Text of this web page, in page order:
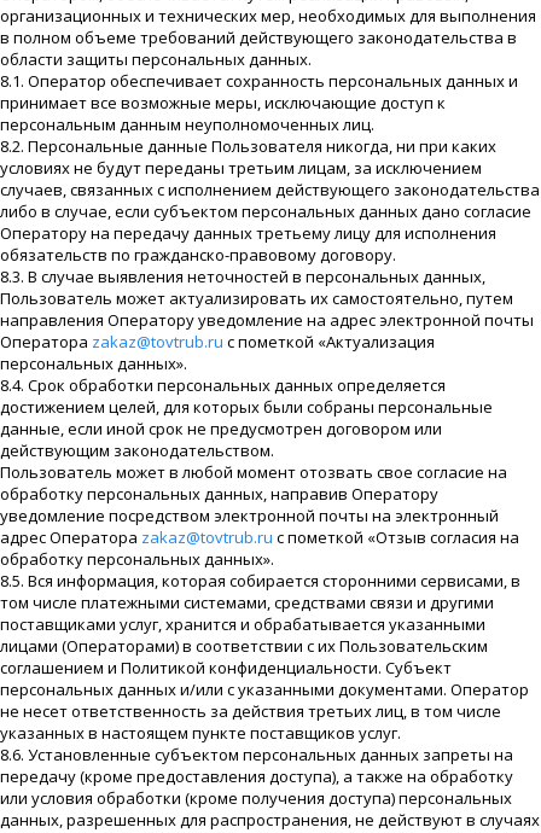
организационных и технических мер, необходимых для выполнения
в полном объеме требований действующего законодательства в
области защиты персональных данных.
8.1. Оператор обеспечивает сохранность персональных данных и
принимает все возможные меры, исключающие доступ к
персональным данным неуполномоченных лиц.
8.2. Персональные данные Пользователя никогда, ни при каких
условиях не будут переданы третьим лицам, за исключением
случаев, связанных с исполнением действующего законодательства
либо в случае, если субъектом персональных данных дано согласие
Оператору на передачу данных третьему лицу для исполнения
обязательств по гражданско-правовому договору.
8.3. В случае выявления неточностей в персональных данных,
Пользователь может актуализировать их самостоятельно, путем
направления Оператору уведомление на адрес электронной почты
Оператора zakaz@tovtrub.ru с пометкой «Актуализация
персональных данных».
8.4. Срок обработки персональных данных определяется
достижением целей, для которых были собраны персональные
данные, если иной срок не предусмотрен договором или
действующим законодательством.
Пользователь может в любой момент отозвать свое согласие на
обработку персональных данных, направив Оператору
уведомление посредством электронной почты на электронный
адрес Оператора zakaz@tovtrub.ru с пометкой «Отзыв согласия на
обработку персональных данных».
8.5. Вся информация, которая собирается сторонними сервисами, в
том числе платежными системами, средствами связи и другими
поставщиками услуг, хранится и обрабатывается указанными
лицами (Операторами) в соответствии с их Пользовательским
соглашением и Политикой конфиденциальности. Субъект
персональных данных и/или с указанными документами. Оператор
не несет ответственность за действия третьих лиц, в том числе
указанных в настоящем пункте поставщиков услуг.
8.6. Установленные субъектом персональных данных запреты на
передачу (кроме предоставления доступа), а также на обработку
или условия обработки (кроме получения доступа) персональных
данных, разрешенных для распространения, не действуют в случаях